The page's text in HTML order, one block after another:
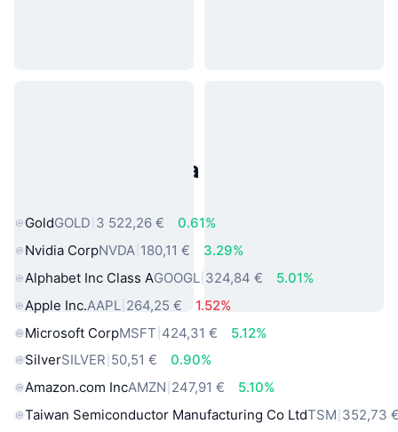
Populárne aktíva z reálneho
GoldGOLD 3 522,26 €
0.61%
Nvidia CorpNVDA 180,11 €
3.29%
Alphabet Inc Class AGOOGL 324,84 €
5.01%
Apple Inc.AAPL 264,25 €
1.52%
Microsoft CorpMSFT 424,31 €
5.12%
SilverSILVER 50,51 €
0.90%
Amazon.com IncAMZN 247,91 €
5.10%
Taiwan Semiconductor Manufacturing Co LtdTSM 352,73